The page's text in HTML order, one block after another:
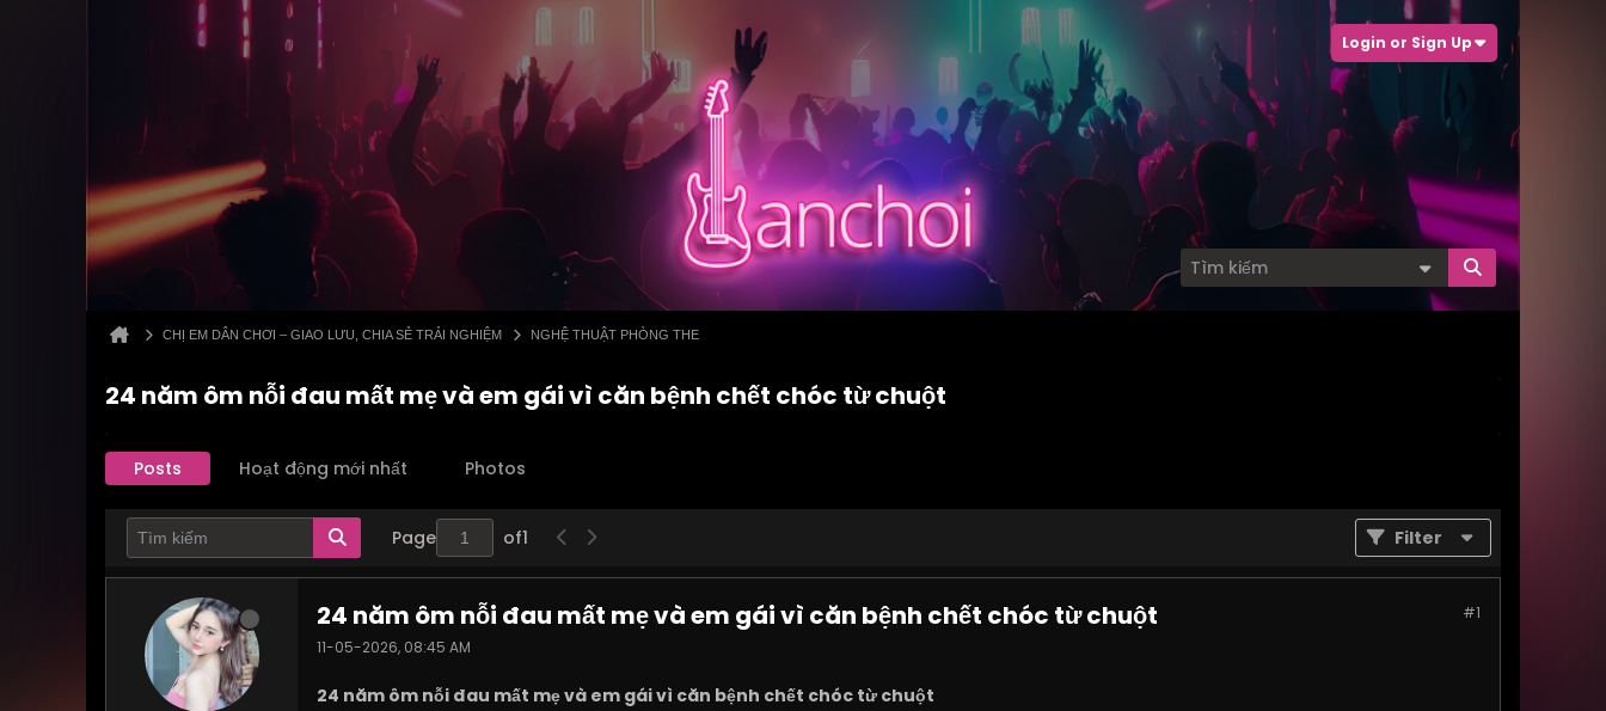
Login or Sign Up
CHỊ EM DÂN CHƠI – GIAO LƯU, CHIA SẺ TRẢI NGHIỆM NGHỆ THUẬT PHÒNG THE
24 năm ôm nỗi đau mất mẹ và em gái vì căn bệnh chết chóc từ chuột
Posts Hoạt động mới nhất Photos
Page of1 Filter
#1
24 năm ôm nỗi đau mất mẹ và em gái vì căn bệnh chết chóc từ chuột
11-05-2026, 08:45 AM
24 năm ôm nỗi đau mất mẹ và em gái vì căn bệnh chết chóc từ chuột